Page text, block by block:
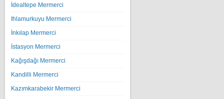
İdealtepe Mermerci
Ihlamurkuyu Mermerci
İnkılap Mermerci
İstasyon Mermerci
Kağışdağı Mermerci
Kandilli Mermerci
Kazımkarabekir Mermerci